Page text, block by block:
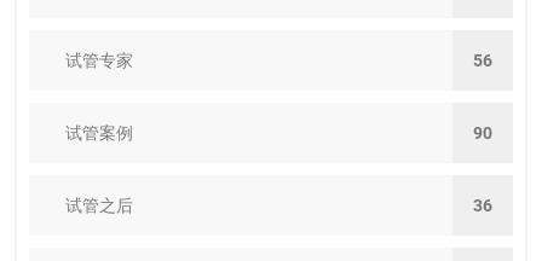
试管专家 56
试管案例 90
试管之后 36